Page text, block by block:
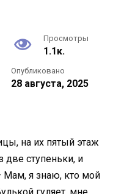
Просмотры
1.1к.
Опубликовано
28 августа, 2025
на их пятый этаж
две ступеньки, и
Мам, я знаю, кто мой